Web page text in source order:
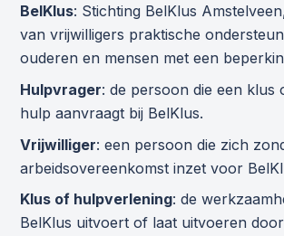
BelKlus: Stichting BelKlus
van vrijwilligers praktische
ouderen en mensen met een
Hulpvrager: de persoon die een klus
hulp aanvraagt bij BelKlus.
Vrijwilliger: een persoon die zich
arbeidsovereenkomst inzet voor
Klus of hulpverlening: de
BelKlus uitvoert of laat uitvoeren